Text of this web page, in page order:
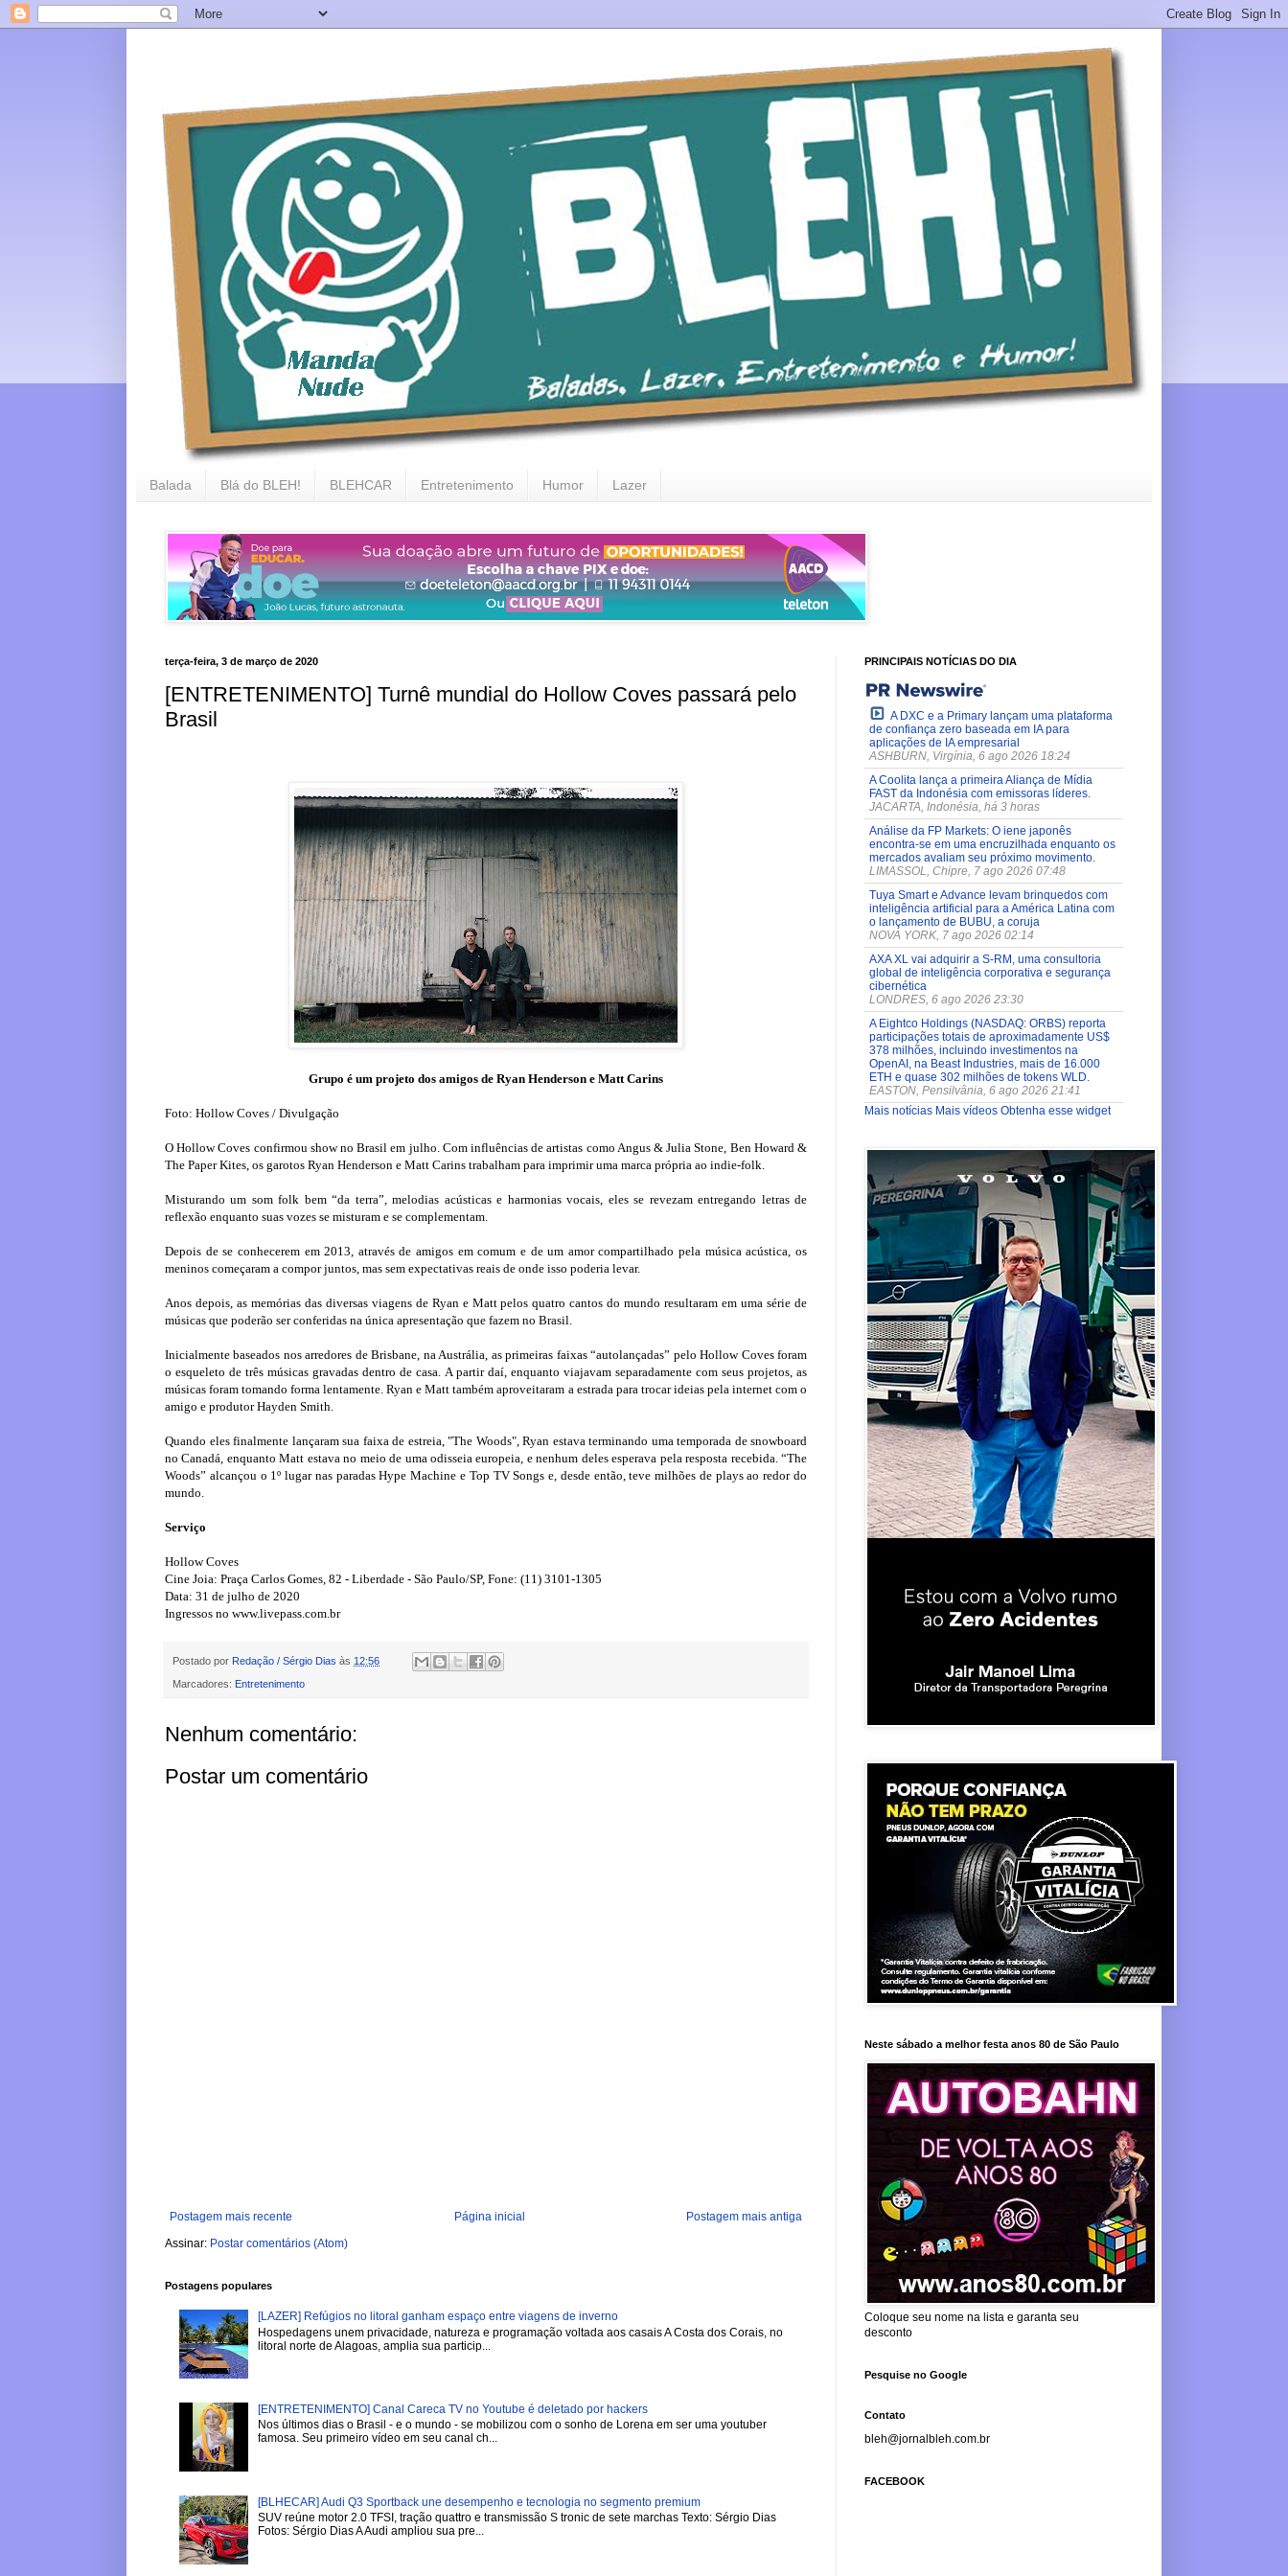
Balada Blá do BLEH! BLEHCAR Entretenimento Humor Lazer
terça-feira, 3 de março de 2020
[ENTRETENIMENTO] Turnê mundial do Hollow Coves passará pelo
Brasil
Grupo é um projeto dos amigos de Ryan Henderson e Matt Carins
Foto: Hollow Coves / Divulgação
O Hollow Coves confirmou show no Brasil em julho. Com influências de artistas como Angus & Julia Stone, Ben Howard &
The Paper Kites, os garotos Ryan Henderson e Matt Carins trabalham para imprimir uma marca própria ao indie-folk.
Misturando um som folk bem “da terra”, melodias acústicas e harmonias vocais, eles se revezam entregando letras de
reflexão enquanto suas vozes se misturam e se complementam.
Depois de se conhecerem em 2013, através de amigos em comum e de um amor compartilhado pela música acústica, os
meninos começaram a compor juntos, mas sem expectativas reais de onde isso poderia levar.
Anos depois, as memórias das diversas viagens de Ryan e Matt pelos quatro cantos do mundo resultaram em uma série de
músicas que poderão ser conferidas na única apresentação que fazem no Brasil.
Inicialmente baseados nos arredores de Brisbane, na Austrália, as primeiras faixas “autolançadas” pelo Hollow Coves foram
o esqueleto de três músicas gravadas dentro de casa. A partir daí, enquanto viajavam separadamente com seus projetos, as
músicas foram tomando forma lentamente. Ryan e Matt também aproveitaram a estrada para trocar ideias pela internet com o
amigo e produtor Hayden Smith.
Quando eles finalmente lançaram sua faixa de estreia, "The Woods", Ryan estava terminando uma temporada de snowboard
no Canadá, enquanto Matt estava no meio de uma odisseia europeia, e nenhum deles esperava pela resposta recebida. “The
Woods” alcançou o 1º lugar nas paradas Hype Machine e Top TV Songs e, desde então, teve milhões de plays ao redor do
mundo.
Serviço
Hollow Coves
Cine Joia: Praça Carlos Gomes, 82 - Liberdade - São Paulo/SP, Fone: (11) 3101-1305
Data: 31 de julho de 2020
Ingressos no www.livepass.com.br
Postado por Redação / Sérgio Dias às 12:56
Marcadores: Entretenimento
Nenhum comentário:
Postar um comentário
Postagem mais recente Postagem mais antiga
Página inicial
Assinar: Postar comentários (Atom)
Postagens populares
[LAZER] Refúgios no litoral ganham espaço entre viagens de inverno
Hospedagens unem privacidade, natureza e programação voltada aos casais A Costa dos Corais, no
litoral norte de Alagoas, amplia sua particip...
[ENTRETENIMENTO] Canal Careca TV no Youtube é deletado por hackers
Nos últimos dias o Brasil - e o mundo - se mobilizou com o sonho de Lorena em ser uma youtuber
famosa. Seu primeiro vídeo em seu canal ch...
[BLHECAR] Audi Q3 Sportback une desempenho e tecnologia no segmento premium
SUV reúne motor 2.0 TFSI, tração quattro e transmissão S tronic de sete marchas Texto: Sérgio Dias
Fotos: Sérgio Dias A Audi ampliou sua pre...
PRINCIPAIS NOTÍCIAS DO DIA
A DXC e a Primary lançam uma plataforma
de confiança zero baseada em IA para
aplicações de IA empresarial
ASHBURN, Virgínia, 6 ago 2026 18:24
A Coolita lança a primeira Aliança de Mídia
FAST da Indonésia com emissoras líderes.
JACARTA, Indonésia, há 3 horas
Análise da FP Markets: O iene japonês
encontra-se em uma encruzilhada enquanto os
mercados avaliam seu próximo movimento.
LIMASSOL, Chipre, 7 ago 2026 07:48
Tuya Smart e Advance levam brinquedos com
inteligência artificial para a América Latina com
o lançamento de BUBU, a coruja
NOVA YORK, 7 ago 2026 02:14
AXA XL vai adquirir a S-RM, uma consultoria
global de inteligência corporativa e segurança
cibernética
LONDRES, 6 ago 2026 23:30
A Eightco Holdings (NASDAQ: ORBS) reporta
participações totais de aproximadamente US$
378 milhões, incluindo investimentos na
OpenAI, na Beast Industries, mais de 16.000
ETH e quase 302 milhões de tokens WLD.
EASTON, Pensilvânia, 6 ago 2026 21:41
Mais notícias Mais vídeos Obtenha esse widget
Neste sábado a melhor festa anos 80 de São Paulo
Coloque seu nome na lista e garanta seu
desconto
Pesquise no Google
Contato
bleh@jornalbleh.com.br
FACEBOOK